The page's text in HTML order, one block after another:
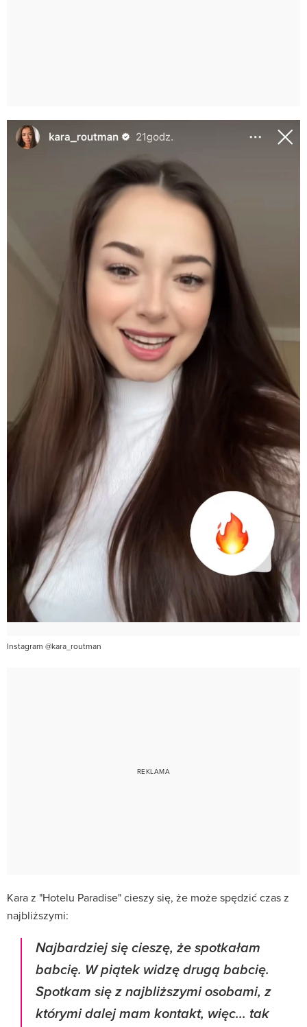
Instagram @kara_routman
Kara z "Hotelu Paradise" cieszy się, że może spędzić czas z
najbliższymi:
Najbardziej się cieszę, że spotkałam
babcię. W piątek widzę drugą babcię.
Spotkam się z najbliższymi osobami, z
którymi dalej mam kontakt, więc... tak